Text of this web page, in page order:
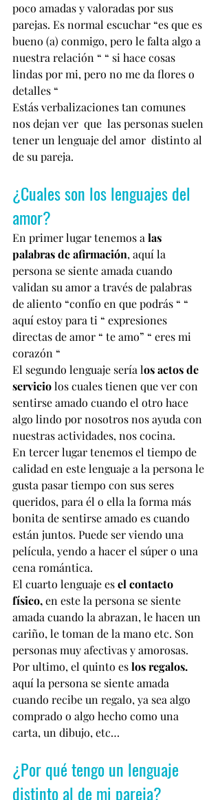
poco amadas y valoradas por sus
parejas. Es normal escuchar “es que es
bueno (a) conmigo, pero le falta algo a
nuestra relación “ “ si hace cosas
lindas por mi, pero no me da flores o
detalles “
Estás verbalizaciones tan comunes
nos dejan ver  que  las personas suelen
tener un lenguaje del amor  distinto al
de su pareja.
¿Cuales son los lenguajes del
amor?
En primer lugar tenemos a las
palabras de afirmación, aquí la
persona se siente amada cuando
validan su amor a través de palabras
de aliento “confío en que podrás “ “
aquí estoy para ti “ expresiones
directas de amor “ te amo” “ eres mi
corazón “
El segundo lenguaje sería los actos de
servicio los cuales tienen que ver con
sentirse amado cuando el otro hace
algo lindo por nosotros nos ayuda con
nuestras actividades, nos cocina.
En tercer lugar tenemos el tiempo de
calidad en este lenguaje a la persona le
gusta pasar tiempo con sus seres
queridos, para él o ella la forma más
bonita de sentirse amado es cuando
están juntos. Puede ser viendo una
película, yendo a hacer el súper o una
cena romántica.
El cuarto lenguaje es el contacto
físico, en este la persona se siente
amada cuando la abrazan, le hacen un
cariño, le toman de la mano etc. Son
personas muy afectivas y amorosas.
Por ultimo, el quinto es los regalos.
aquí la persona se siente amada
cuando recibe un regalo, ya sea algo
comprado o algo hecho como una
carta, un dibujo, etc…
¿Por qué tengo un lenguaje
distinto al de mi pareja?